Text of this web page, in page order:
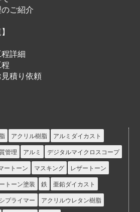
ご紹介
詳細
積り依頼
アクリル樹脂 アルミダイカスト
管理 アルミ デジタルマイクロスコープ
ートーン マスキング レザートーン
トーン塗装 鉄 亜鉛ダイカスト
プライマー アクリルウレタン樹脂